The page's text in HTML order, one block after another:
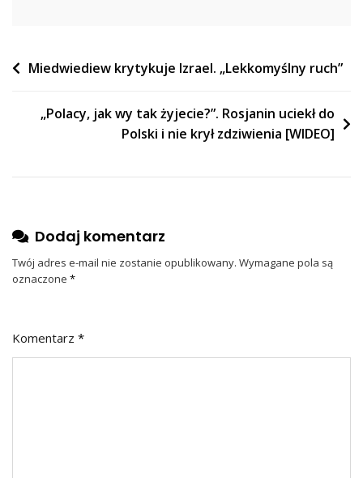
Nawigacja
Miedwiediew krytykuje Izrael. „Lekkomyślny ruch”
„Polacy, jak wy tak żyjecie?”. Rosjanin uciekł do
Polski i nie krył zdziwienia [WIDEO]
Dodaj komentarz
Twój adres e-mail nie zostanie opublikowany. Wymagane pola są
oznaczone *
Komentarz *